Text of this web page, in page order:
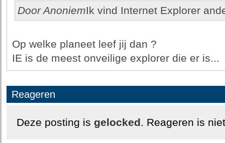
Door AnoniemIk vind Internet Explorer
Op welke planeet leef jij dan ?
IE is de meest onveilige explorer die er is...
Reageren
Deze posting is gelocked. Reageren is